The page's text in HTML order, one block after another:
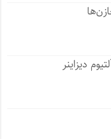
دیزاینر